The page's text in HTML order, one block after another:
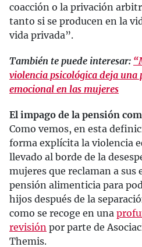
coacción o la privación
tanto si se producen en la
vida privada”.
También te puede interesar:
violencia psicológica deja
emocional en las mujeres
El impago de la pensión
Como vemos, en esta
forma explícita la violencia
llevado al borde de la
mujeres que reclaman a sus
pensión alimenticia para
hijos después de la
como se recoge en una
revisión por parte de
Themis.